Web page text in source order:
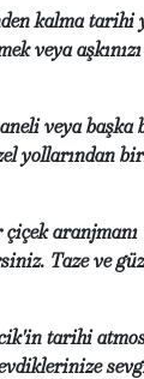
kalma tarihi
veya
veya başka
yollarından
aranjmanı
Taze ve
tarihi